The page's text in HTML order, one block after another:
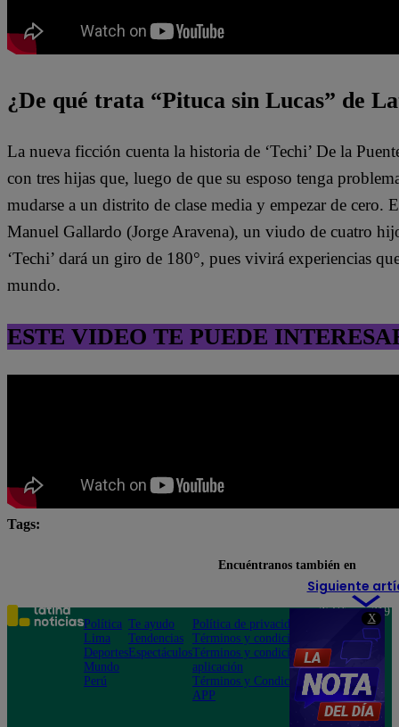
X
¿De qué trata “Pituca sin Lucas” de
La nueva ficción cuenta la historia de ‘Techi’ De la
con tres hijas que, luego de que su esposo tenga
mudarse a un distrito de clase media y empezar de cero.
Manuel Gallardo (Jorge Aravena), un viudo de cuatro
‘Techi’ dará un giro de 180°, pues vivirá experiencias
mundo.
ESTE VIDEO TE PUEDE
Tags:
Siguiente
Encuéntranos también en
Política
Lima
Deportes
Mundo
Perú
Te ayudo
Tendencias
Espectáculos
Política de privacidad
Términos y condiciones
Términos y condiciones
aplicación
Términos y Condiciones
APP
Teléfono: 219
Av. San
Felipe 968
Jesús María